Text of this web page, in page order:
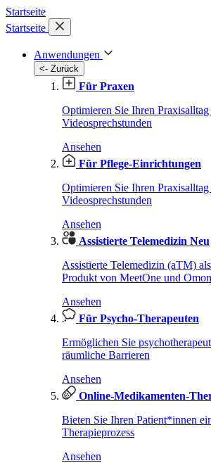
Startseite
Startseite
Anwendungen
<- Zurück
Für Praxen
Optimieren Sie Ihren
Videosprechstunden
Ansehen
Für Pflege-Einrichtungen
Optimieren Sie Ihren
Videosprechstunden
Ansehen
Assistierte Telemedizin Neu
Assistierte Telemedizin (aTM)
Produkt von MeetOne und
Ansehen
Für Psycho-Therapeuten
Ermöglichen Sie
räumliche Barrieren
Ansehen
Online-Medikamenten-
Bieten Sie Ihren Patient*innen
Therapieprozess
Ansehen